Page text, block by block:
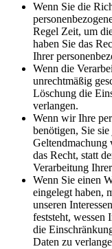
Wenn Sie die
Regel Zeit, um
haben Sie das
Ihrer
Wenn die
unrechtmäßig
Löschung die
verlangen.
Wenn wir Ihre
benötigen, Sie
Geltendmachung
das Recht, statt
Verarbeitung
Wenn Sie einen
eingelegt haben,
unseren
feststeht, wessen
die
Daten zu